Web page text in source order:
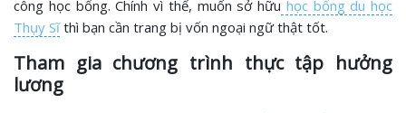
công học bổng. Chính vì thế, muốn sở hữu học bổng du học
Thụy Sĩthì bạn cần trang bị vốn ngoại ngữ thật tốt.
Tham gia chương trình thực tập hưởng
lương